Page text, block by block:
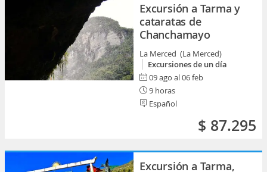
Excursión a Tarma y
cataratas de
Chanchamayo
La Merced (La Merced)
Excursiones de un día
09 ago al 06 feb
9 horas
Español
$ 87.295
Excursión a Tarma,